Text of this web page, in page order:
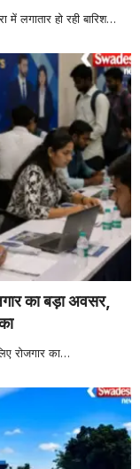
हो रही बारिश…
का बड़ा अवसर,
रोजगार का…